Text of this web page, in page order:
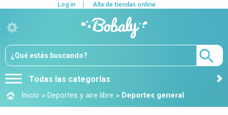
Todas las categorías
Log in Alta de tiendas online
Inicio > Deportes y aire libre > Deportes general